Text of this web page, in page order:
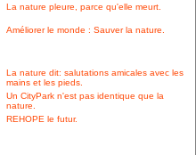
La nature pleure, parce qu'elle meurt.
Améliorer le monde : Sauver la nature.
La nature dit: salutations amicales avec les
mains et les pieds.
Un CityPark n'est pas identique que la
nature.
REHOPE le futur.